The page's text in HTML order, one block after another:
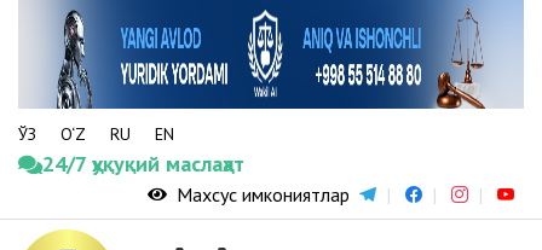
ЎЗ O‘Z RU EN
24/7 ҳуқуқий маслаҳат
Махсус имкониятлар